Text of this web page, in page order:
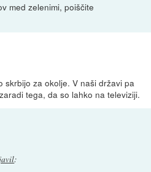
med zelenimi, poiščite
skrbijo za okolje. V naši državi pa
tega, da so lahko na televiziji.
: